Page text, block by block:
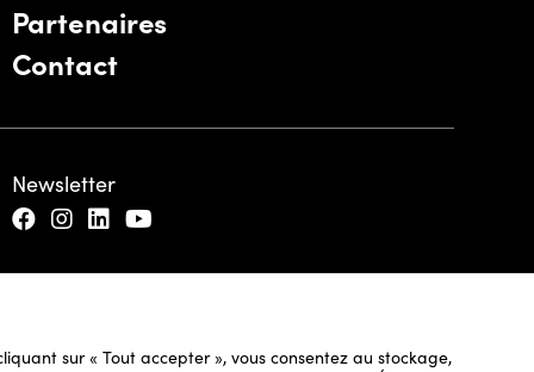
sur « Tout accepter », vous consentez au stockage,
Partenaires
Contact
Newsletter